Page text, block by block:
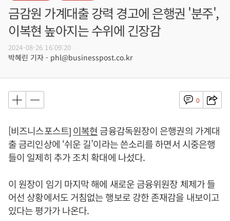
금감원 가계대출 강력 경고에 은행권 '분주',
이복현 높아지는 수위에 긴장감
2024-08-26 16:09:20
박혜린 기자 - phl@businesspost.co.kr
0
[비즈니스포스트]이복현 금융감독원장이 은행권의 가계대
출 금리인상에 ‘쉬운 길’이라는 쓴소리를 하면서 시중은행
들이 일제히 추가 조치 확대에 나섰다.
이 원장이 임기 마지막 해에 새로운 금융위원장 체제가 들
어선 상황에서도 거침없는 행보로 강한 존재감을 내보이고
있다는 평가가 나온다.